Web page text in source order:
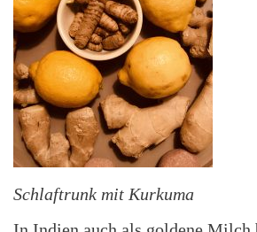
Schlaftrunk mit Kurkuma